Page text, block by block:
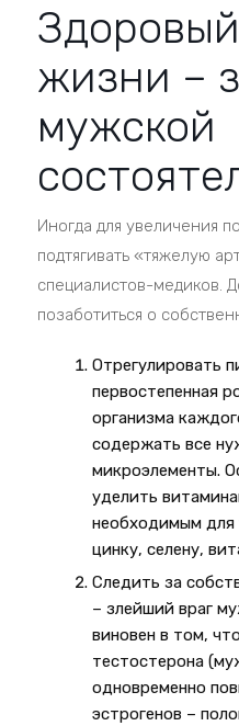
жизни –
мужской
Иногда для увеличения
подтягивать «тяжелую
специалистов-медиков.
позаботиться о
Отрегулировать
первостепенная
организма
содержать все
микроэлементы.
уделить
необходимым для
цинку, селену,
Следить за
– злейший враг
виновен в том,
тестостерона
одновременно
эстрогенов –